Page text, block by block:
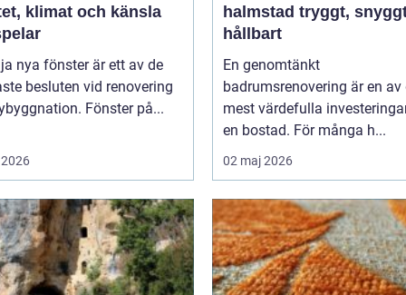
klimat och känsla
nya fönster är ett av de
besluten vid renovering
Fönster på...
halmstad tryggt, snyggt och
hållbart
En genomtänkt
badrumsrenovering är en av
mest värdefulla
en bostad. För många h...
02 maj 2026